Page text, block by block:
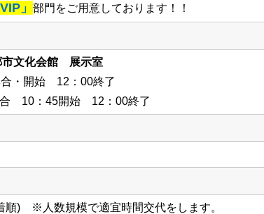
VIP」 部門をご用意しております！！
文化会館 展示室
・開始 12 ：00終了
合 10：45開始 12：00終了
順) ※人数規模で適宜時間交代をします。